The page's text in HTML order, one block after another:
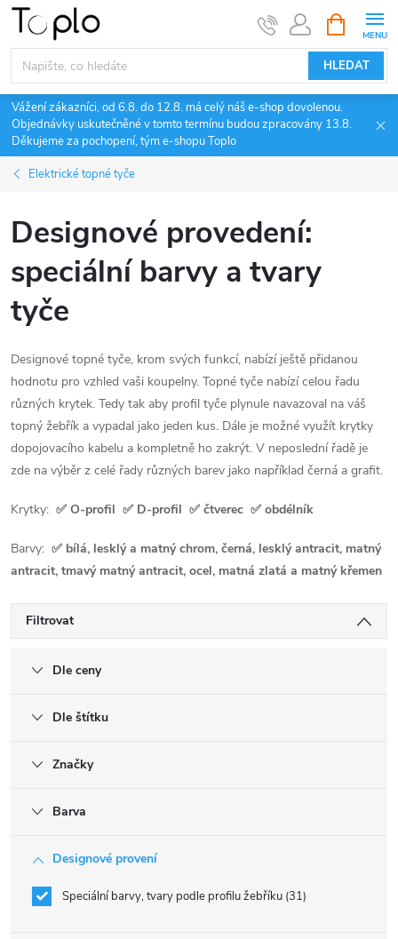
Přejít
obsah
HLEDAT
NÁKUPNÍ
KOŠÍK
Vážení zákazníci, od 6.8. do 12.8. má celý náš e-shop dovolenou.
Objednávky uskutečněné v tomto termínu budou zpracovány 13.8.
Děkujeme za pochopení, tým e-shopu Toplo
Elektrické topné tyče
Designové provedení:
speciální barvy a tvary
tyče
Designové topné tyče, krom svých funkcí, nabízí ještě přidanou
hodnotu pro vzhled vaši koupelny. Topné tyče nabízí celou řadu
různých krytek. Tedy tak aby profil tyče plynule navazoval na váš
topný žebřík a vypadal jako jeden kus. Dále je možné využít krytky
dopojovacího kabelu a kompletně ho zakrýt. V neposlední řadě je
zde na výběr z celé řady různých barev jako například černá a grafit.
Krytky: ✅ O-profil ✅ D-profil ✅ čtverec ✅ obdélník
Barvy: ✅ bílá, lesklý a matný chrom, černá, lesklý antracit, matný
antracit, tmavý matný antracit, ocel, matná zlatá a matný křemen
Filtrovat
Dle ceny
Dle štítku
Značky
Barva
Designové provení
Speciální barvy, tvary podle profilu žebříku 31